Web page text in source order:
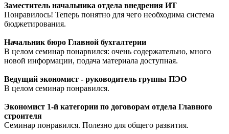
Заместитель начальника отдела внедрения ИТ
Понравилось! Теперь понятно для чего необходима система
бюджетирования.
Начальник бюро Главной бухгалтерии
В целом семинар понарвился: очень содержательно, много
новой информации, подача материала доступная.
Ведущий экономист - руководитель группы ПЭО
В целом семинар понравился.
Экономист 1-й категории по договорам отдела Главного
строителя
Семинар понравился. Полезно для общего развития.